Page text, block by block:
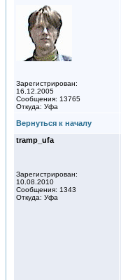
Зарегистрирован:
16.12.2005
Сообщения: 13765
Откуда: Уфа
Вернуться к началу
tramp_ufa
Зарегистрирован:
10.08.2010
Сообщения: 1343
Откуда: Уфа